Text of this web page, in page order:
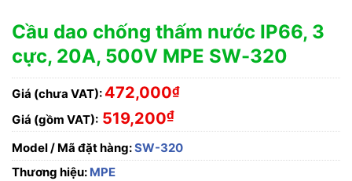
Cầu dao chống thấm nước IP66, 3
cực, 20A, 500V MPE SW-320
Giá (chưa VAT): 472,000₫
Giá (gồm VAT): 519,200₫
Model / Mã đặt hàng:SW-320
Thương hiệu: MPE